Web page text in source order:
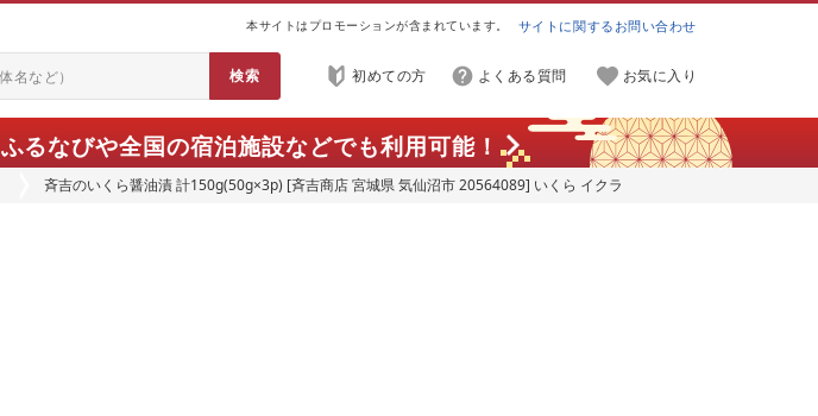
本サイトはプロモーションが含まれています。 サイトに関するお問い合わせ
初めての方 よくある質問 お気に入り
ふるなびや全国の宿泊施設などでも利用可能！
斉吉のいくら醤油漬 計150g(50g×3p) [斉吉商店 宮城県 気仙沼市 20564089] いくら イクラ